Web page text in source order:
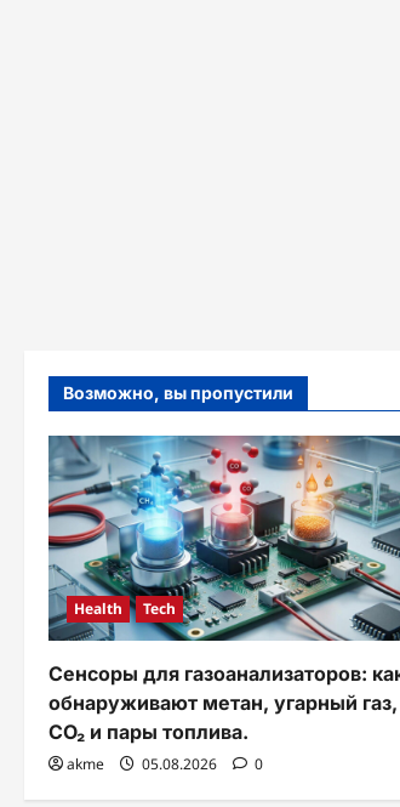
Возможно, вы пропустили
Health Tech
Сенсоры для газоанализаторов:
обнаруживают метан, угарный газ,
CO₂ и пары топлива.
akme 05.08.2026 0